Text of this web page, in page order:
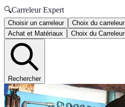
🔍Carreleur Expert
Choisir un carreleur Choix du carreleur
Achat et Matériaux
Choix du Carreleur
Rechercher